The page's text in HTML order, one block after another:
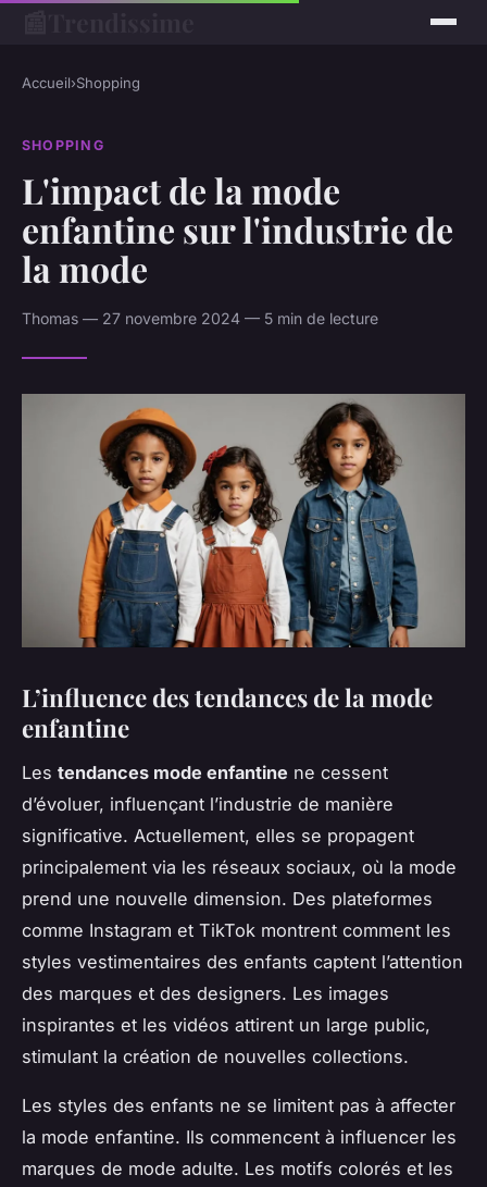
Accueil›Shopping
SHOPPING
L'impact de la mode
enfantine sur l'industrie de
la mode
Thomas — 27 novembre 2024 — 5 min de lecture
L’influence des tendances de la mode
enfantine
Les tendances mode enfantine ne cessent
d’évoluer, influençant l’industrie de manière
significative. Actuellement, elles se propagent
principalement via les réseaux sociaux, où la mode
prend une nouvelle dimension. Des plateformes
comme Instagram et TikTok montrent comment les
styles vestimentaires des enfants captent l’attention
des marques et des designers. Les images
inspirantes et les vidéos attirent un large public,
stimulant la création de nouvelles collections.
Les styles des enfants ne se limitent pas à affecter
la mode enfantine. Ils commencent à influencer les
marques de mode adulte. Les motifs colorés et les